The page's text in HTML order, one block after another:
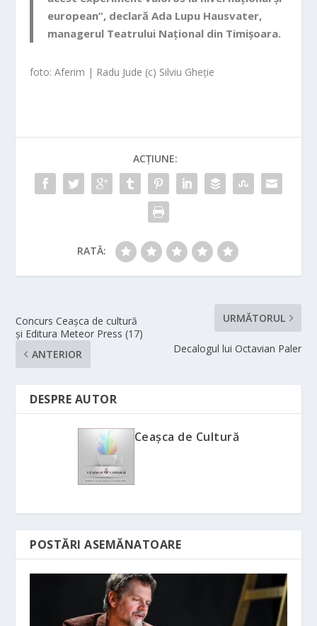
european”, declarăAda Lupu Hausvater,
managerul Teatrului Național din Timișoara.
foto: Aferim | Radu Jude (c) Silviu Gheție
ACȚIUNE:
RATĂ:
Concurs Ceașca de cultură
și Editura Meteor Press (17)
ANTERIOR
URMĂTORUL
Decalogul lui Octavian Paler
DESPRE AUTOR
Ceașca de Cultură
POSTĂRI ASEMĂNATOARE